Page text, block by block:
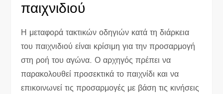
παιχνιδιού
Η μεταφορά τακτικών οδηγιών κατά τη διάρκεια
του παιχνιδιού είναι κρίσιμη για την προσαρμογή
στη ροή του αγώνα. Ο αρχηγός πρέπει να
παρακολουθεί προσεκτικά το παιχνίδι και να
επικοινωνεί τις προσαρμογές με βάση τις κινήσεις